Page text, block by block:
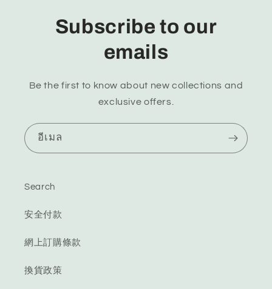
Subscribe to our
emails
Be the first to know about new collections and
exclusive offers.
อีเมล
Search
安全付款
網上訂購條款
換貨政策